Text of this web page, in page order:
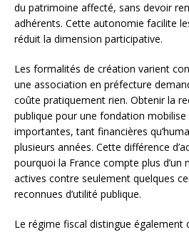
du patrimoine affecté, sans devoir
adhérents. Cette autonomie facilite
réduit la dimension participative.
Les formalités de création varient
une association en préfecture
coûte pratiquement rien. Obtenir la
publique pour une fondation mobilise
importantes, tant financières
plusieurs années. Cette différence
pourquoi la France compte plus d’un
actives contre seulement quelques
reconnues d’utilité publique.
Le régime fiscal distingue également